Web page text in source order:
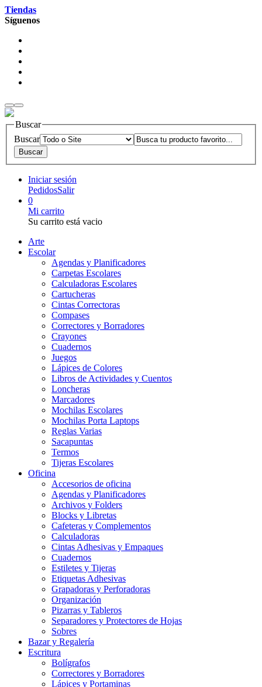
Tiendas
Síguenos
Buscar
Buscar
Iniciar sesión
PedidosSalir
0
Mi carrito
Su carrito está vacio
Arte
Escolar
Agendas y Planificadores
Carpetas Escolares
Calculadoras Escolares
Cartucheras
Cintas Correctoras
Compases
Correctores y Borradores
Crayones
Cuadernos
Juegos
Lápices de Colores
Libros de Actividades y Cuentos
Loncheras
Marcadores
Mochilas Escolares
Mochilas Porta Laptops
Reglas Varias
Sacapuntas
Termos
Tijeras Escolares
Oficina
Accesorios de oficina
Agendas y Planificadores
Archivos y Folders
Blocks y Libretas
Cafeteras y Complementos
Calculadoras
Cintas Adhesivas y Empaques
Cuadernos
Estiletes y Tijeras
Etiquetas Adhesivas
Grapadoras y Perforadoras
Organización
Pizarras y Tableros
Separadores y Protectores de Hojas
Sobres
Bazar y Regalería
Escritura
Bolígrafos
Correctores y Borradores
Lápices y Portaminas